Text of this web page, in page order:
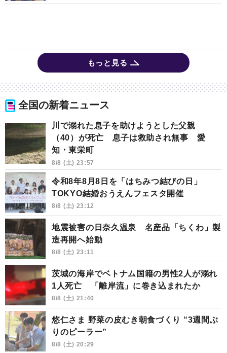
もっと見る
全国の新着ニュース
川で溺れた息子を助けようとした父親
（40）が死亡 息子は救助され無事 愛
知・東栄町
8/8 (土) 23:57
令和8年8月8日を「はちみつ結びの日」
TOKYO結婚おうえんフェスタ開催
8/8 (土) 23:12
地震被害の日奈久温泉 名産品「ちくわ」製
造再開へ始動
8/8 (土) 23:11
茨城の海岸でベトナム国籍の男性2人が溺れ
1人死亡 「離岸流」に巻き込まれたか
8/8 (土) 21:40
悠仁さま 野菜の皮むき朝食づくり “3週間ぶ
りのピーラー”
8/8 (土) 20:29